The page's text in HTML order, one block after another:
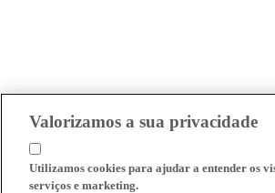
Valorizamos a sua privacidade
Utilizamos cookies para ajudar a entender os
serviços e marketing.